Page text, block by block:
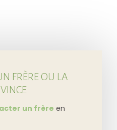
FRÈRE OU LA
un frère en